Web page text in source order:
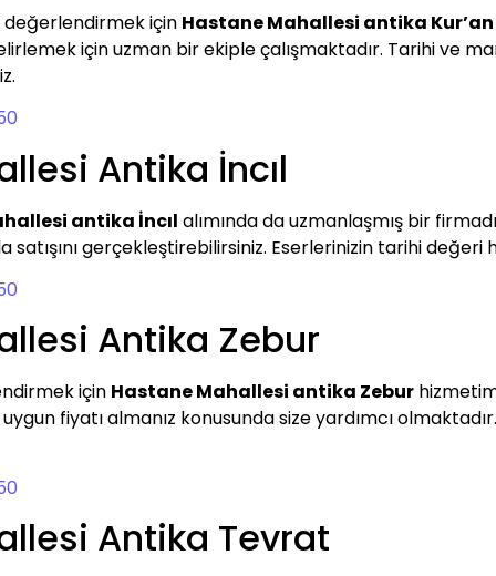
değerlendirmek için Hastane Mahallesi antika Kur’an
için uzman bir ekiple çalışmaktadır. Tarihi ve
Antika İncıl
antika İncıl alımında da uzmanlaşmış bir
gerçekleştirebilirsiniz. Eserlerinizin tarihi değeri
Antika Zebur
için Hastane Mahallesi antika Zebur
fiyatı almanız konusunda size yardımcı
Antika Tevrat